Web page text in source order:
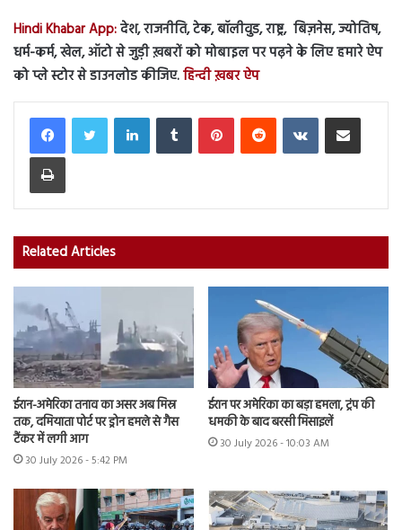
Hindi Khabar App:देश, राजनीति, टेक, बॉलीवुड, राष्ट्र, बिज़नेस, ज्योतिष,
धर्म-कर्म, खेल, ऑटो से जुड़ी ख़बरों को मोबाइल पर पढ़ने के लिए हमारे ऐप
को प्ले स्टोर से डाउनलोड कीजिए.हिन्दी ख़बर ऐप
LinkedInTumblr PinterestReddit VKontakteShare via Email
Print
Related Articles
ईरान-अमेरिका तनाव का असर अब मिस्र
तक, दमियाता पोर्ट पर ड्रोन हमले से गैस
टैंकर में लगी आग
30 July 2026 - 5:42 PM
ईरान पर अमेरिका का बड़ा हमला, ट्रंप की
धमकी के बाद बरसी मिसाइलें
30 July 2026 - 10:03 AM